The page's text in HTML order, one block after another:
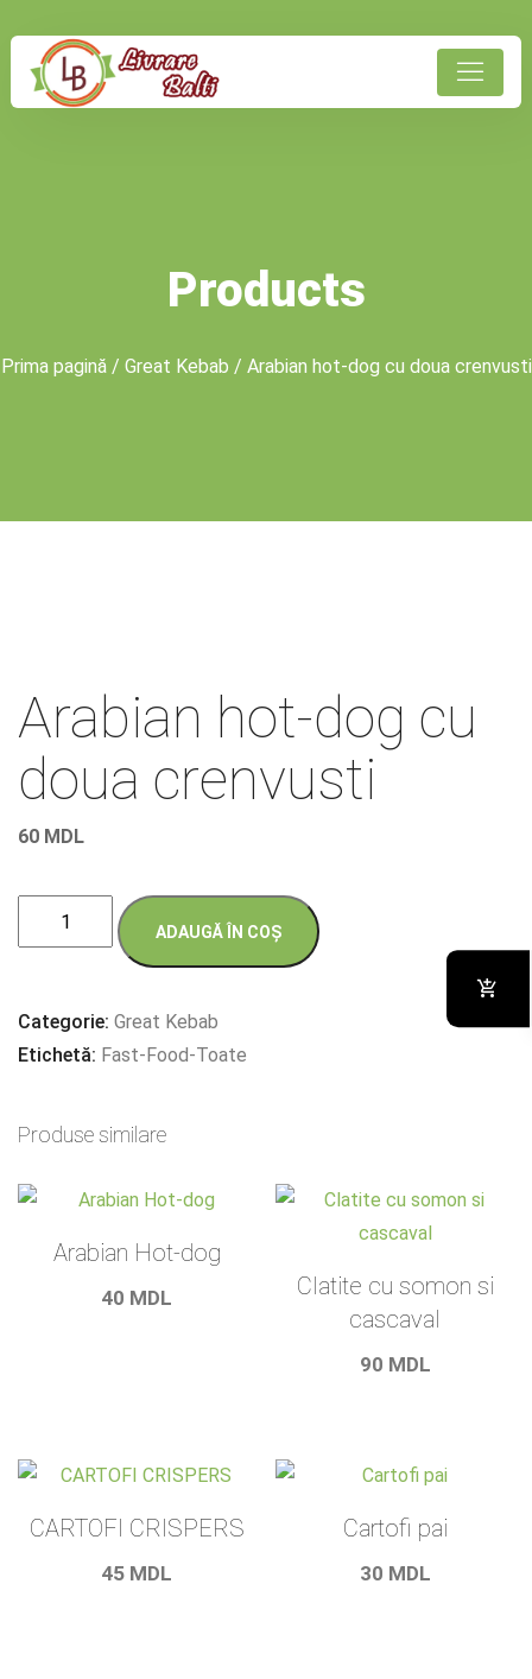
Products
Prima pagină/ Great Kebab / Arabian hot-dog cu doua crenvusti
Arabian hot-dog cu
doua crenvusti
60 MDL
Cantitate
Arabian
dog
cu
ADAUGĂ ÎN COȘ
Categorie: Great Kebab
Etichetă: Fast-Food-Toate
Produse similare
Arabian Hot-dog
40 MDL
Clatite cu somon si
cascaval
90 MDL
CARTOFI CRISPERS
45 MDL
Cartofi pai
30 MDL